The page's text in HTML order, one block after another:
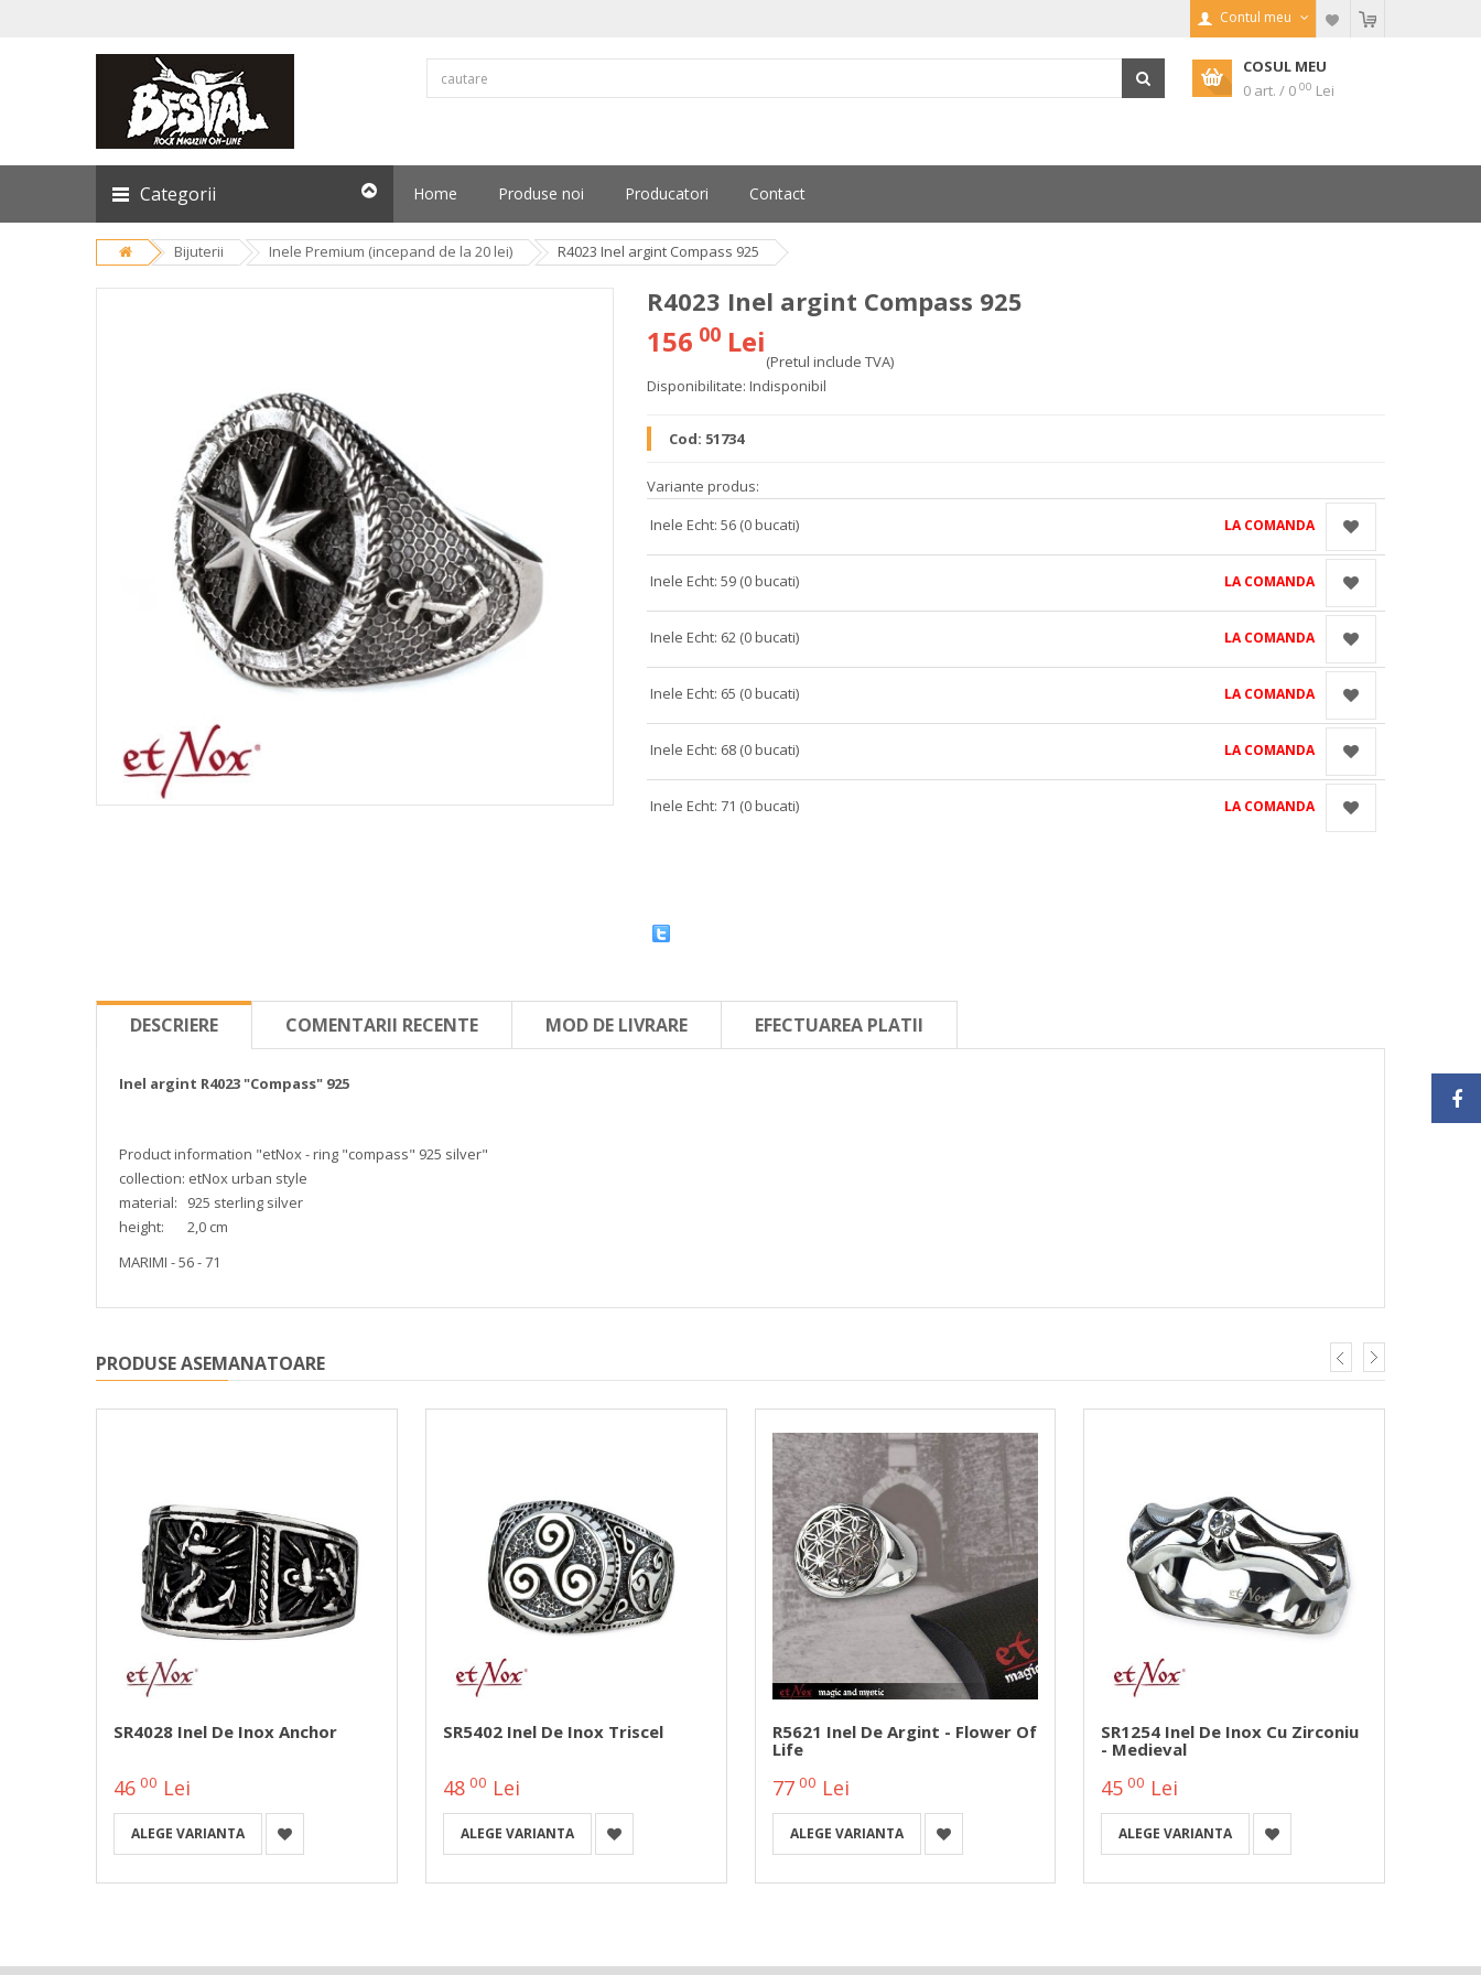
Contul meu
COSUL MEU
0 art. / 0 00 Lei
Categorii Home Produse noi Producatori Contact
Bijuterii Inele Premium (incepand de la 20 lei) R4023 Inel argint Compass 925
R4023 Inel argint Compass 925
156 00 Lei
(Pretul include TVA)
Disponibilitate: Indisponibil
Cod: 51734
Variante produs:
Inele Echt: 56 (0 bucati)
LA COMANDA
Inele Echt: 59 (0 bucati) LA COMANDA
Inele Echt: 62 (0 bucati) LA COMANDA
Inele Echt: 65 (0 bucati) LA COMANDA
Inele Echt: 68 (0 bucati) LA COMANDA
Inele Echt: 71 (0 bucati) LA COMANDA
DESCRIERE COMENTARII RECENTE MOD DE LIVRARE EFECTUAREA PLATII
Inel argint R4023 "Compass" 925
Product information "etNox - ring "compass" 925 silver"
collection: etNox urban style
material: 925 sterling silver
height: 2,0 cm
MARIMI - 56 - 71
PRODUSE ASEMANATOARE
SR4028 Inel De Inox Anchor
46 00 Lei
ALEGE VARIANTA
SR5402 Inel De Inox Triscel
48 00 Lei
ALEGE VARIANTA
R5621 Inel De Argint - Flower Of
Life
7700 Lei
ALEGE VARIANTA
SR1254 Inel De Inox Cu Zirconiu
- Medieval
45 00 Lei
ALEGE VARIANTA